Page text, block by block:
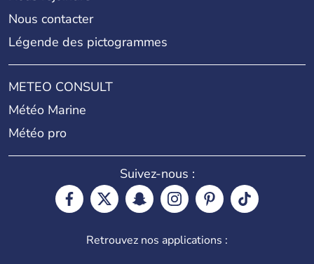
Nous contacter
Légende des pictogrammes
METEO CONSULT
Météo Marine
Météo pro
Suivez-nous :
Retrouvez nos applications :